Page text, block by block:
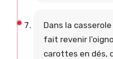
Dans la
fait revenir
carottes en dés,